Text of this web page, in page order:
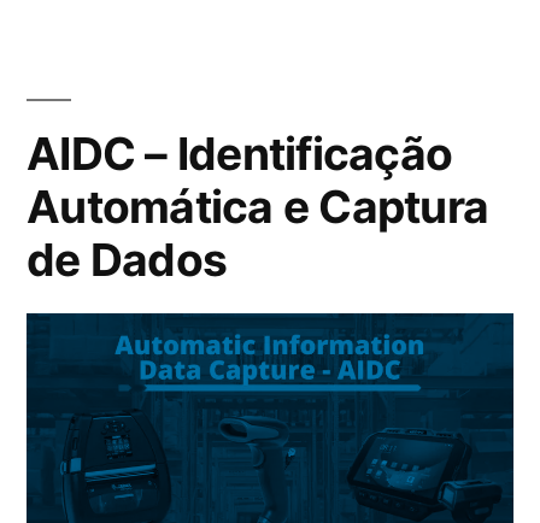
AIDC – Identificação
Automática e Captura
de Dados